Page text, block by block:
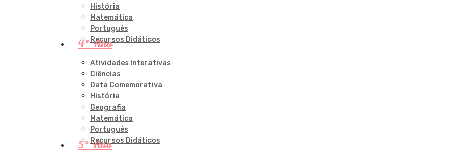
História
Matemática
Português
Recursos Didáticos
4º Ano
Atividades Interativas
Ciências
Data Comemorativa
História
Geografia
Matemática
Português
Recursos Didáticos
5º Ano